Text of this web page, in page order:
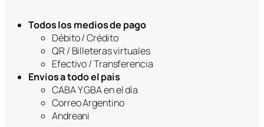
Todos los medios de pago
Débito / Crédito
QR / Billeteras virtuales
Efectivo / Transferencia
Envios a todo el pais
CABA Y GBA en el día
Correo Argentino
Andreani